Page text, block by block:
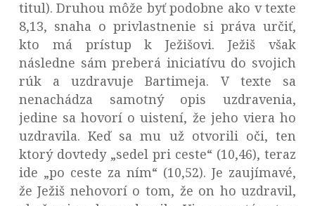
titul). Druhou môže byť podobne ako v texte
8,13, snaha o privlastnenie si práva určiť,
kto má prístup k Ježišovi. Ježiš však
následne sám preberá iniciatívu do svojich
rúk a uzdravuje Bartimeja. V texte sa
nenachádza samotný opis uzdravenia,
jedine sa hovorí o uistení, že jeho viera ho
uzdravila. Keď sa mu už otvorili oči, ten
ktorý dovtedy „sedel pri ceste“ (10,46), teraz
ide „po ceste za ním“ (10,52). Je zaujímavé,
že Ježiš nehovorí o tom, že on ho uzdravil,